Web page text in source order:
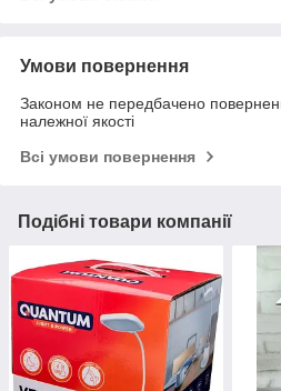
Умови повернення
Законом не передбачено
належної якості
Всі умови повернення
Подібні товари компанії